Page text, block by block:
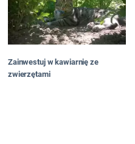
Zainwestuj w kawiarnię ze
zwierzętami